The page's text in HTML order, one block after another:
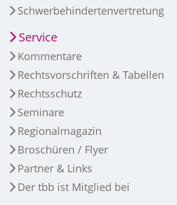
Schwerbehindertenvertretung
Service
Kommentare
Rechtsvorschriften & Tabellen
Rechtsschutz
Seminare
Regionalmagazin
Broschüren / Flyer
Partner & Links
Der tbb ist Mitglied bei